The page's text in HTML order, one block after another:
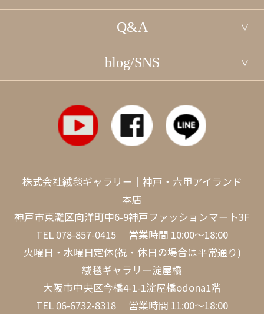
Q&A
blog/SNS
株式会社絨毯ギャラリー｜神戸・六甲アイランド
本店
神戸市東灘区向洋町中6-9神戸ファッションマート3F
TEL 078-857-0415 営業時間 10:00～18:00
火曜日・水曜日定休(祝・休日の場合は平常通り)
絨毯ギャラリー淀屋橋
大阪市中央区今橋4-1-1淀屋橋odona1階
TEL 06-6732-8318 営業時間 11:00～18:00